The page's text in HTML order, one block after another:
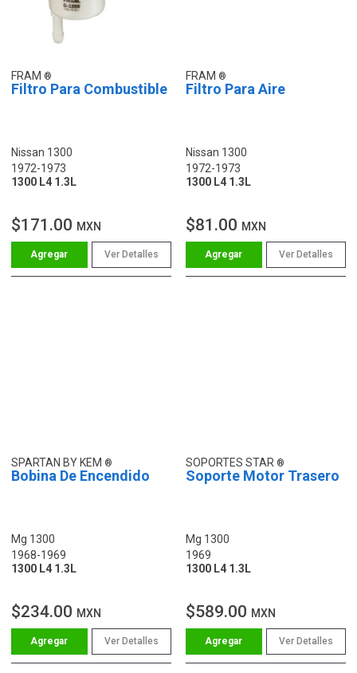
FRAM
Filtro Para Combustible
Nissan 1300
1972-1973
1300 L4 1.3L
$171.00 MXN
Ver Detalles
FRAM
Filtro Para Aire
Nissan 1300
1972-1973
1300 L4 1.3L
$81.00 MXN
Ver Detalles
SPARTAN BY KEM
Bobina De Encendido
Mg 1300
1968-1969
1300 L4 1.3L
$234.00 MXN
Ver Detalles
SOPORTES STAR
Soporte Motor Trasero
Mg 1300
1969
1300 L4 1.3L
$589.00 MXN
Ver Detalles